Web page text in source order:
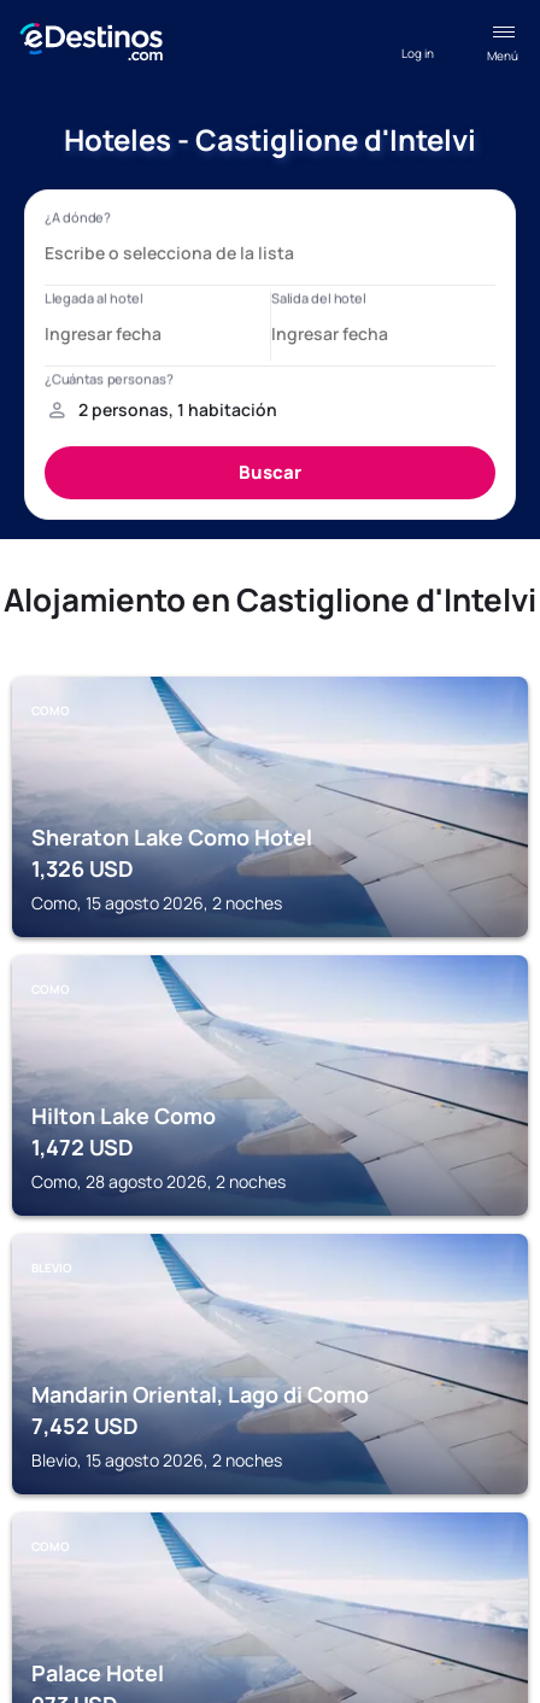
Menú
Log in
Hoteles - Castiglione d'Intelvi
Alojamiento en Castiglione d'Intelvi
COMO
Sheraton Lake Como Hotel
1,326 USD
Como, 15 agosto 2026, 2 noches
COMO
Hilton Lake Como
1,472USD
Como, 28 agosto 2026, 2 noches
BLEVIO
Mandarin Oriental, Lago di Como
7,452 USD
Blevio, 15 agosto 2026, 2 noches
COMO
Palace Hotel